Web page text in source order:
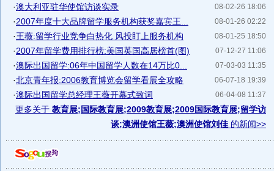
08-02-26 18:06
·澳大利亚驻华使馆访谈实录
08-01-26 02:22
·2007年度十大品牌留学服务机构获奖嘉宾王...
08-01-25 18:50
·王薇:留学行业竞争白热化 风投盯上服务机构
07-12-27 11:06
·2007年留学费用排行榜:美国英国高居榜首(图)
07-03-03 11:35
·澳际出国留学:06年中国留学人数在14万比0...
06-07-18 19:39
·北京青年报:2006教育博览会留学看展全攻略
06-04-08 11:37
·澳际出国留学总经理王薇开幕式致词
更多关于 教育展;国际教育展;2009教育展;2009国际教育展;留学访
谈;澳洲使馆王薇;澳洲使馆刘佳 的新闻>>